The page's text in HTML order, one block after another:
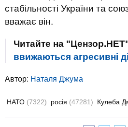
стабільності України та
вважає він.
Читайте на
ввижаються агресивні
Автор: Наталя Джума
НАТО (7322) росія (47281) Кулеба